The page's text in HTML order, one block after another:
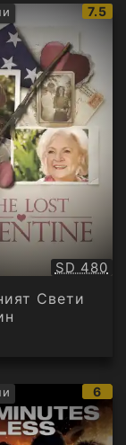
IMDb
7.5
SD 480
Свети
6